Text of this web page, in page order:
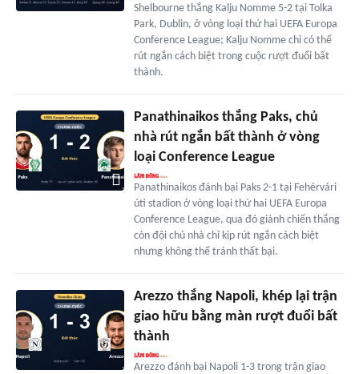
Shelbourne thắng Kalju Nomme 5-2 tại Tolka
Park, Dublin, ở vòng loại thứ hai UEFA Europa
Conference League; Kalju Nomme chỉ có thể
rút ngắn cách biệt trong cuộc rượt đuổi bất
thành.
Panathinaikos thắng Paks, chủ
nhà rút ngắn bất thành ở vòng
loại Conference League
Panathinaikos đánh bại Paks 2-1 tại Fehérvári
úti stadion ở vòng loại thứ hai UEFA Europa
Conference League, qua đó giành chiến thắng
còn đội chủ nhà chỉ kịp rút ngắn cách biệt
nhưng không thể tránh thất bại.
Arezzo thắng Napoli, khép lại trận
giao hữu bằng màn rượt đuổi bất
thành
Arezzo đánh bại Napoli 1-3 trong trận giao